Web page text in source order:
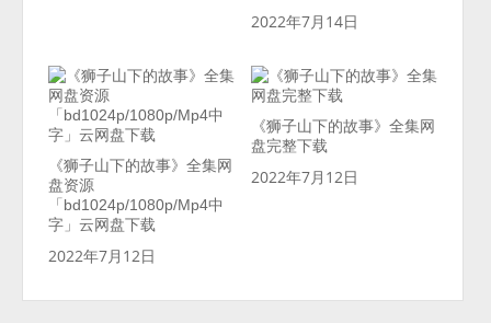
2022年7月14日
《狮子山下的故事》全集网
盘资源
「bd1024p/1080p/Mp4中
字」云网盘下载
2022年7月12日
《狮子山下的故事》全集网
盘完整下载
2022年7月12日